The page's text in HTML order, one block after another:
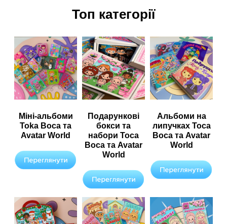
Топ категорії
Міні-альбоми
Toka Boca та
Avatar World
Подарункові
бокси та
набори Toca
Boca та Avatar
World
Альбоми на
липучках Toca
Boca та Avatar
World